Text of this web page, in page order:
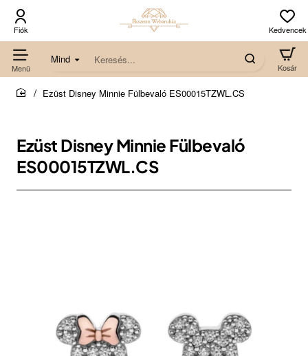
Mind
Keresés...
Ezüst Disney Minnie Fülbevaló ES00015TZWL.CS
Ezüst Disney Minnie Fülbevaló
ES00015TZWL.CS